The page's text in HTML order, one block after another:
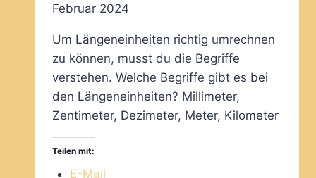
Februar 2024
Um Längeneinheiten richtig umrechnen
zu können, musst du die Begriffe
verstehen. Welche Begriffe gibt es bei
den Längeneinheiten? Millimeter,
Zentimeter, Dezimeter, Meter, Kilometer
Teilen mit:
E-Mail